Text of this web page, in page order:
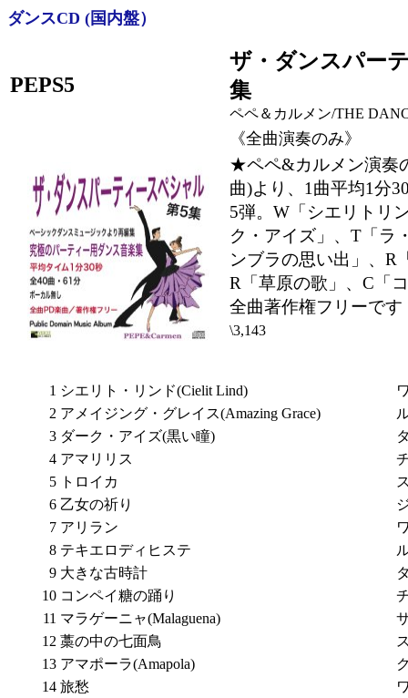
ダンスCD (国内盤）
PEPS5
ザ・ダンスパー
集
ペペ＆カルメン/THE
《全曲演奏のみ》
★ペペ&カルメン演奏
曲)より、1曲平均1分
5弾。W「シエリトリ
ク・アイズ」、T「ラ
ンブラの思い出」、R
R「草原の歌」、C「
全曲著作権フリーです
\3,143
1 シエリト・リンド(Cielit Lind)
2 アメイジング・グレイス(Amazing Grace)
3 ダーク・アイズ(黒い瞳)
4 アマリリス
5
トロイカ
6 乙女の祈り
7 アリラン
8 テキエロディヒステ
9 大きな古時計
10 コンペイ糖の踊り
11 マラゲーニャ(Malaguena)
12 藁の中の七面鳥
13 アマポーラ(Amapola)
14 旅愁